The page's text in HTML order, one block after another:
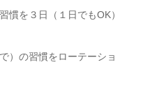
慣を３日（１日でもOK）
）の習慣をローテーショ